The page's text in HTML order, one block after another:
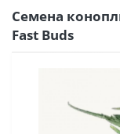
Семена
Fast Buds